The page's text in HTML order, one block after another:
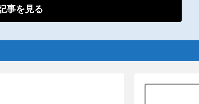
事を見る